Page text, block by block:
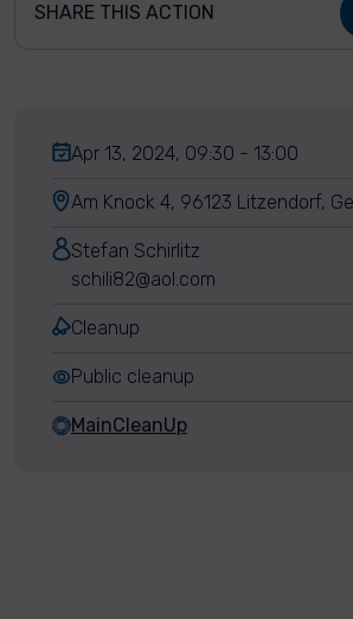
SHARE THIS ACTION
Apr 13, 2024, 09:30 - 13:00
Am Knock 4, 96123 Litzendorf,
Stefan Schirlitz
schili82@aol.com
Cleanup
Public cleanup
MainCleanUp